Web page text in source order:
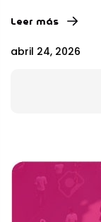
Leer más
abril 24, 2026